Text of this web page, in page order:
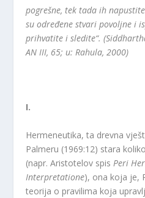
pogrešne, tek tada ih
su određene stvari povoljne i
prihvatite i sledite“.
AN III, 65; u: Rahula, 2000)
I.
Hermeneutika, ta drevna
Palmeru (1969:12) stara
(napr. Aristotelov spis Peri
Interpretatione), ona koja je,
teorija o pravilima koja